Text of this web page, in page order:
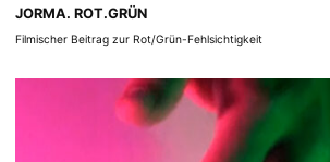
JORMA. ROT.GRÜN
Filmischer Beitrag zur Rot/Grün-Fehlsichtigkeit